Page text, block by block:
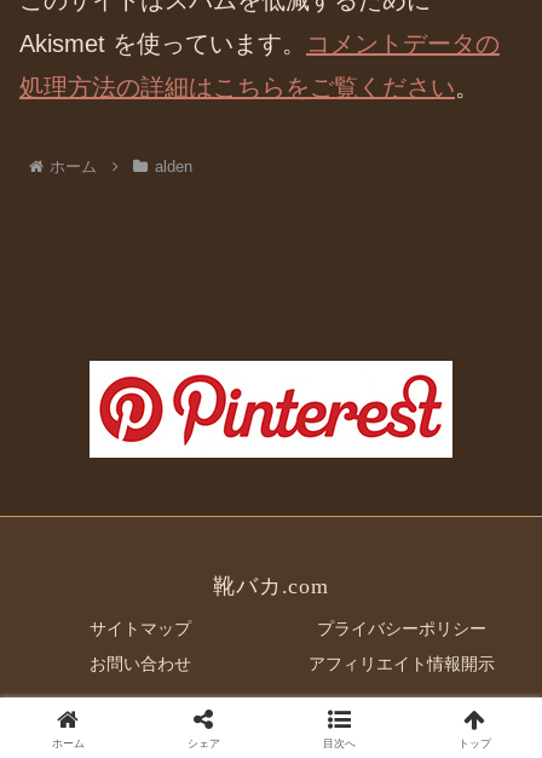
Akismet を使っています。
コメントデータの
処理方法の詳細はこちらをご覧ください。
ホーム alden
靴バカ.com
サイトマップ
プライバシーポリシー
お問い合わせ
アフィリエイト情報開示
© 2016 靴バカ.com.
ホーム シェア 目次へ トップ